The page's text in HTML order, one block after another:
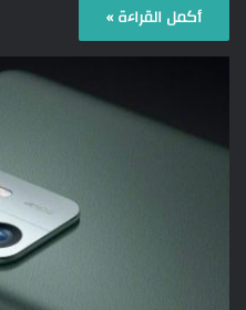
أكمل القراءة »